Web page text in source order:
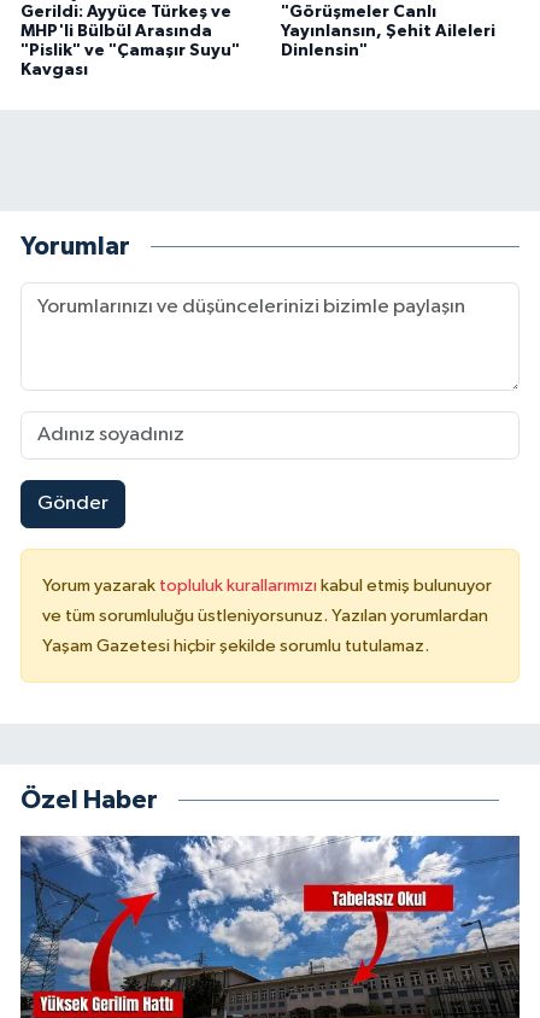
Gerildi: Ayyüce Türkeş ve
MHP'li Bülbül Arasında
"Pislik" ve "Çamaşır Suyu"
Kavgası
"Görüşmeler Canlı
Yayınlansın, Şehit Aileleri
Dinlensin"
Yorumlar
Gönder
Yorum yazarak topluluk kurallarımızı kabul etmiş bulunuyor
ve tüm sorumluluğu üstleniyorsunuz. Yazılan yorumlardan
Yaşam Gazetesi hiçbir şekilde sorumlu tutulamaz.
Özel Haber